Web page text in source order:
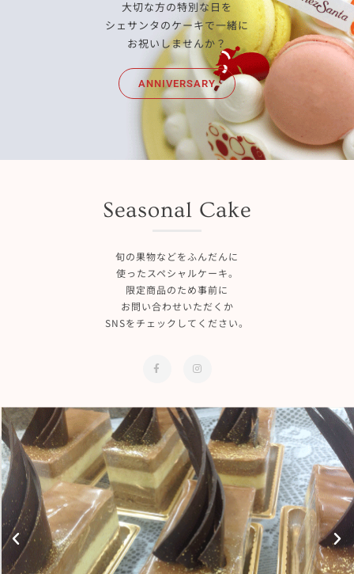
大切な方の特別な日を
シェサンタのケーキで一緒に
お祝いしませんか？
ANNIVERSARY
Seasonal Cake
旬の果物などをふんだんに
使ったスペシャルケーキ。
限定商品のため事前に
お問い合わせいただくか
SNSをチェックしてください。